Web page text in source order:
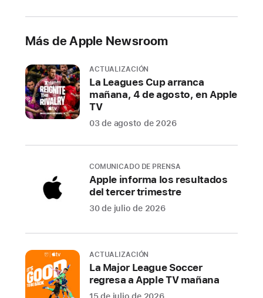
el
14
y
el
iPhone
Plus,
disponibles
en
su
acabado
CUPERTINO,
CALIFORNIA
Más de Apple Newsroom
ACTUALIZACIÓN
La Leagues Cup arranca
mañana, 4 de agosto, en Apple
TV
03 de agosto de 2026
COMUNICADO DE PRENSA
Apple informa los resultados
del tercer trimestre
30 de julio de 2026
ACTUALIZACIÓN
La Major League Soccer
regresa a Apple TV mañana